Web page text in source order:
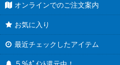
オンラインでのご注文案内
お気に入り
最近チェックしたアイテム